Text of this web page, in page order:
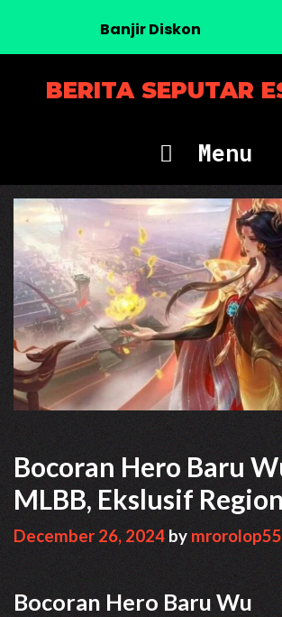
BERITA SEPUTAR
Menu
Bocoran Hero Baru
MLBB, Ekslusif
December 26, 2024 by
Bocoran Hero Baru Wu
Banjir Diskon